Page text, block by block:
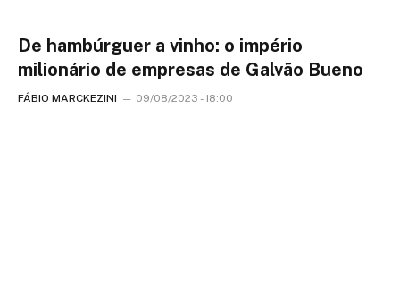
De hambúrguer a vinho: o império
milionário de empresas de Galvão Bueno
FÁBIO MARCKEZINI 09/08/2023 - 18:00